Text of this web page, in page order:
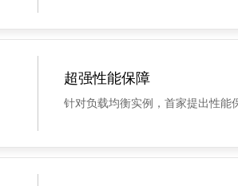
超强性能保障
针对负载均衡实例，首家提出性能